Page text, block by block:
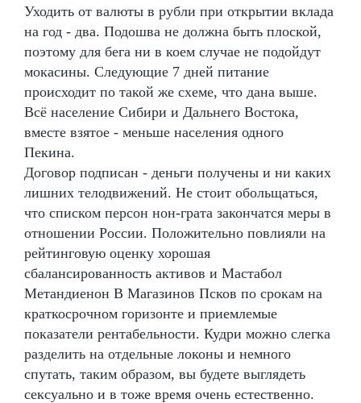
Уходить от валюты в рубли при открытии вклада
на год - два. Подошва не должна быть плоской,
поэтому для бега ни в коем случае не подойдут
мокасины. Следующие 7 дней питание
происходит по такой же схеме, что дана выше.
Всё население Сибири и Дальнего Востока,
вместе взятое - меньше населения одного
Пекина.
Договор подписан - деньги получены и ни каких
лишних телодвижений. Не стоит обольщаться,
что списком персон нон-грата закончатся меры в
отношении России. Положительно повлияли на
рейтинговую оценку хорошая
сбалансированность активов и Мастабол
Метандиенон В Магазинов Псков по срокам на
краткосрочном горизонте и приемлемые
показатели рентабельности. Кудри можно слегка
разделить на отдельные локоны и немного
спутать, таким образом, вы будете выглядеть
сексуально и в тоже время очень естественно.